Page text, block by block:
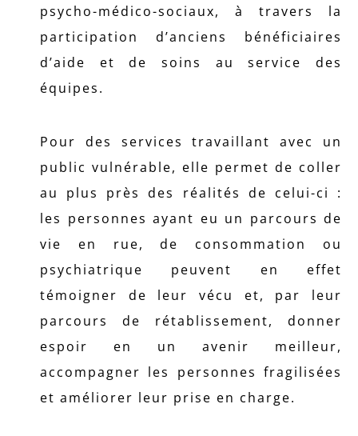
psycho-médico-sociaux, à travers la
participation d’anciens bénéficiaires
d’aide et de soins au service des
équipes.
Pour des services travaillant avec un
public vulnérable, elle permet de coller
au plus près des réalités de celui-ci :
les personnes ayant eu un parcours de
vie en rue, de consommation ou
psychiatrique peuvent en effet
témoigner de leur vécu et, par leur
parcours de rétablissement, donner
espoir en un avenir meilleur,
accompagner les personnes fragilisées
et améliorer leur prise en charge.